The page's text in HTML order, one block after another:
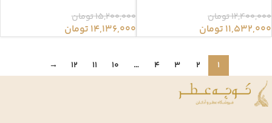
12,400,000تومان
11,532,000 تومان
15,200,000تومان
14,136,000 تومان
1
2
3
4
…
10
11
12
→